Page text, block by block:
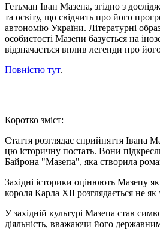
Гетьман Іван Мазепа, згідно з
та освіту, що свідчить про його
автономію України. Літературні
особистості Мазепи базується на
відзначається вплив легенди про
Повністю тут.
Коротко зміст:
Стаття розглядає сприйняття Івана
цю історичну постать. Вони
Байрона "Мазепа", яка створила
Західні історики оцінюють Мазепу
короля Карла XII розглядається не
У західній культурі Мазепа став
діяльність, вважаючи його